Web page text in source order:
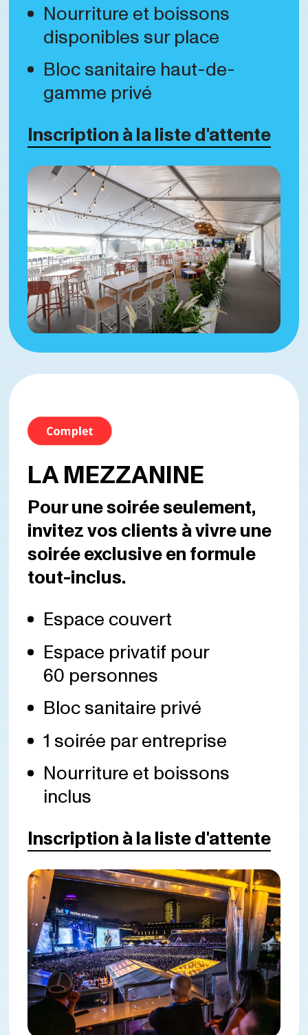
Nourriture et boissons
disponibles sur place
Bloc sanitaire haut-de-
gamme privé
Inscription à la liste d'attente
LA MEZZANINE
Pour une soirée seulement,
invitez vos clients à vivre une
soirée exclusive en formule
tout-inclus.
Espace couvert
Espace privatif pour
60 personnes
Bloc sanitaire privé
1 soirée par entreprise
Nourriture et boissons
inclus
Inscription à la liste d'attente